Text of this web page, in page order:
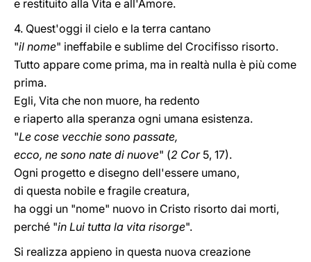
e restituito alla Vita e all'Amore.
4. Quest'oggi il cielo e la terra cantano
"il nome" ineffabile e sublime del Crocifisso risorto.
Tutto appare come prima, ma in realtà nulla è più come
prima.
Egli, Vita che non muore, ha redento
e riaperto alla speranza ogni umana esistenza.
"Le cose vecchie sono passate,
ecco, ne sono nate di nuove" (2 Cor5, 17).
Ogni progetto e disegno dell'essere umano,
di questa nobile e fragile creatura,
ha oggi un "nome" nuovo in Cristo risorto dai morti,
perché "in Lui tutta la vita risorge".
Si realizza appieno in questa nuova creazione